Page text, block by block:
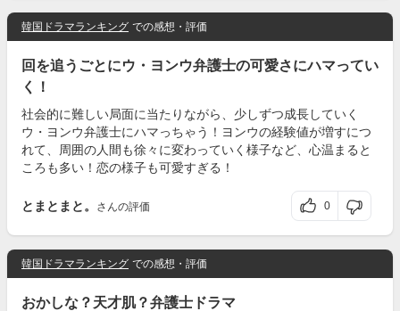
韓国ドラマランキング での感想・評価
回を追うごとにウ・ヨンウ弁護士の可愛さにハマってい
く！
社会的に難しい局面に当たりながら、少しずつ成長していく
ウ・ヨンウ弁護士にハマっちゃう！ヨンウの経験値が増すにつ
れて、周囲の人間も徐々に変わっていく様子など、心温まると
ころも多い！恋の様子も可愛すぎる！
とまとまと。 さんの評価 0
韓国ドラマランキング での感想・評価
おかしな？天才肌？弁護士ドラマ